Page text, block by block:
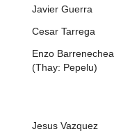
Javier Guerra
Cesar Tarrega
Enzo Barrenechea
(Thay: Pepelu)
Jesus Vazquez